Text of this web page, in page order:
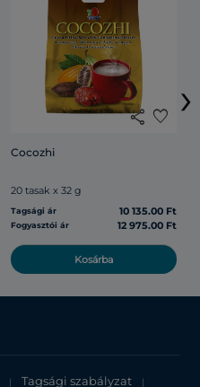
share favorite
Cocozhi
20 tasak x 32 g
Tagsági ár 10 135.00 Ft
Fogyasztói ár 12 975.00 Ft
Kosárba
›
| Tagsági szabályzat |